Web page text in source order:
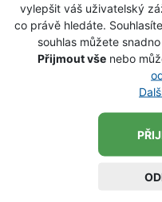
vylepšit váš uživatelský
co právě hledáte.
souhlas můžete
Přijmout vše nebo
SKLADEM